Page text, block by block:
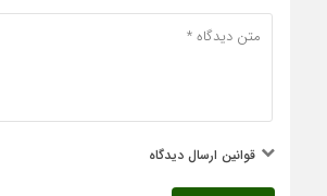
قوانین ارسال دیدگاه